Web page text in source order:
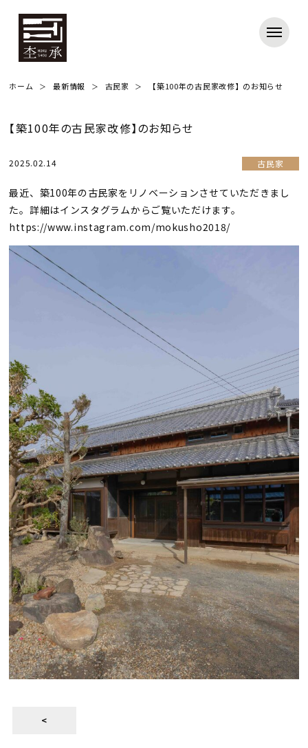
ホーム 最新情報 古民家 【築100年の古民家改修】のお知らせ
【築100年の古民家改修】のお知らせ
2025.02.14 古民家
最近、築100年の古民家をリノベーションさせていただきまし
た。詳細はインスタグラムからご覧いただけます。
https://www.instagram.com/mokusho2018/
<